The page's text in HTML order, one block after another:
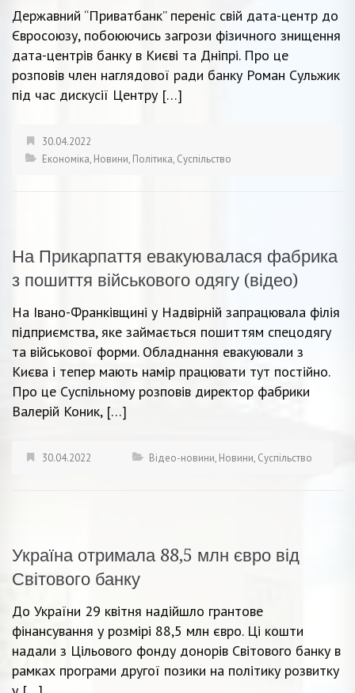
Державний “Приватбанк” переніс свій дата-центр до
Євросоюзу, побоюючись загрози фізичного знищення
дата-центрів банку в Києві та Дніпрі. Про це
розповів член наглядової ради банку Роман Сульжик
під час дискусії Центру […]
30.04.2022
Економіка, Новини, Політика, Суспільство
На Прикарпаття евакуювалася фабрика
з пошиття військового одягу (відео)
На Івано-Франківщині у Надвірній запрацювала філія
підприємства, яке займається пошиттям спецодягу
та військової форми. Обладнання евакуювали з
Києва і тепер мають намір працювати тут постійно.
Про це Суспільному розповів директор фабрики
Валерій Коник, […]
30.04.2022 Відео-новини, Новини, Суспільство
Україна отримала 88,5 млн євро від
Світового банку
До України 29 квітня надійшло грантове
фінансування у розмірі 88,5 млн євро. Ці кошти
надали з Цільового фонду донорів Світового банку в
рамках програми другої позики на політику розвитку